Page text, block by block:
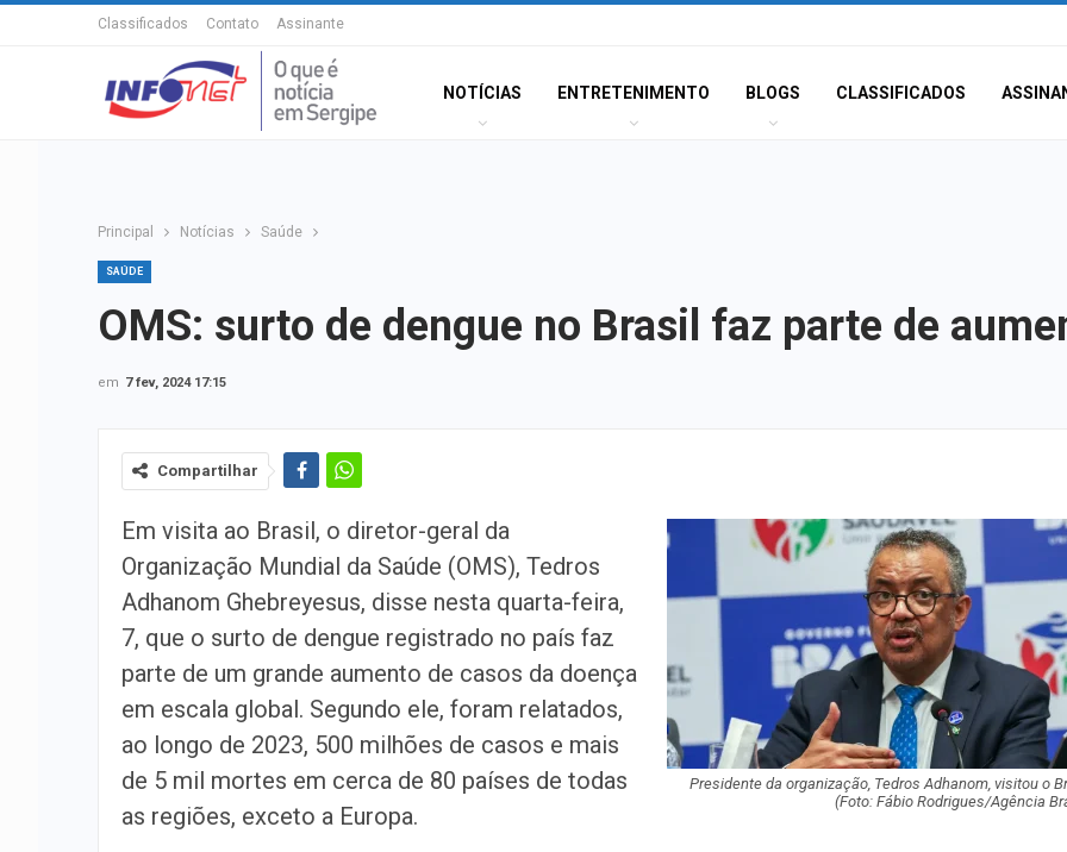
Classificados Contato Assinante
NOTÍCIAS ENTRETENIMENTO BLOGS CLASSIFICADOS
Principal Notícias Saúde
SAÚDE
OMS: surto de dengue no Brasil faz parte de
em 7 fev, 2024 17:15
Compartilhar
Presidente da organização, Tedros Adhanom, visitou o
(Foto: Fábio Rodrigues/Agência
Em visita ao Brasil, o diretor-geral da
Organização Mundial da Saúde (OMS), Tedros
Adhanom Ghebreyesus, disse nesta quarta-feira,
7, que o surto de dengue registrado no país faz
parte de um grande aumento de casos da doença
em escala global. Segundo ele, foram relatados,
ao longo de 2023, 500 milhões de casos e mais
de 5 mil mortes em cerca de 80 países de todas
as regiões, exceto a Europa.
Moradores
melhorias e
rodovia em
Bairro América
décima edição
‘Tamo…
Pinguim-de-
encontrado
do Saco